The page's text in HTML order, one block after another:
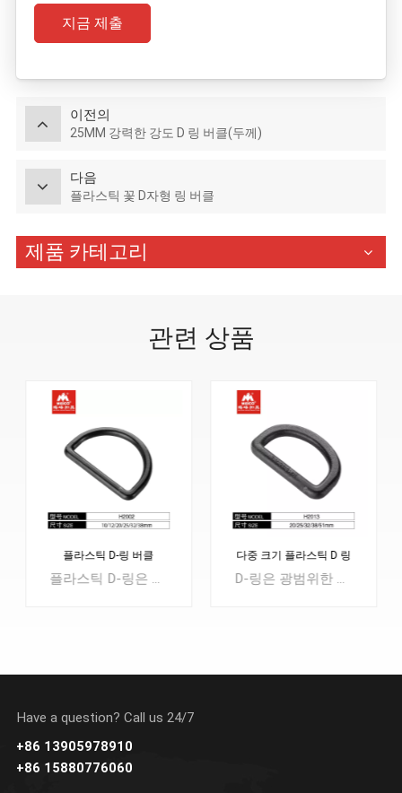
지금 제출
이전의
25MM 강력한 강도 D 링 버클(두께)
다음
플라스틱 꽃 D자형 링 버클
제품 카테고리
관련 상품
플라스틱 D-링은 강도와 내구성이 뛰어납니다. D-링은 주로 부착 지점으로 사용됩니다. 플라스틱 D링은 벨트, 의류, 수하물과 같은 가벼운 용도에 적합합니다. 플라스틱 D링은 무게가 가볍고 녹슬지 않는다는 점에서 금속 D링과 다릅니다.스트랩 크기의 경우 10/13/20/25/32/38MM.
보기
다중 크기 플라스틱 D 링
D-링은 광범위한 응용 분야를 갖춘 매우 다양한 유형의 하드웨어입니다. 부착 지점으로 가장 일반적으로 사용되며 의류, 애완동물 목걸이, 고정 장치, 배낭, 벨트 등에 사용할 수 있습니다! 플라스틱 D링은 그 유용성 때문에 모든 스트랩에 사용할 수 있는 훌륭하고 안정적인 최종 하드웨어입니다. 정사각형 디자인이 특징입니다.
플라스틱 Dring
Have a question? Call us 24/7
+86 13905978910
+86 15880776060